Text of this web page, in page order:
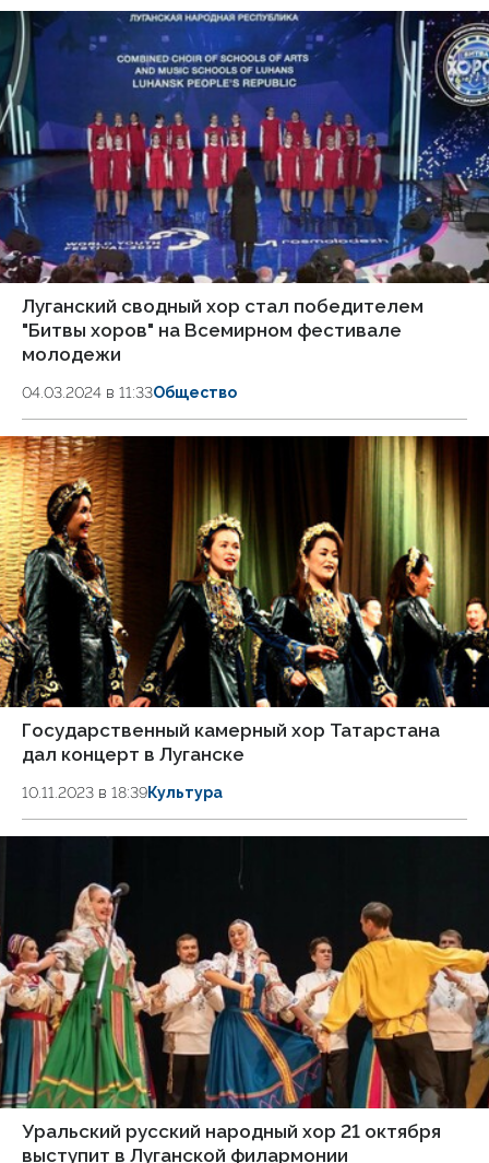
Луганский сводный хор стал победителем
"Битвы хоров" на Всемирном фестивале
молодежи
04.03.2024 в 11:33Общество
Государственный камерный хор Татарстана
дал концерт в Луганске
10.11.2023 в 18:39Культура
Уральский русский народный хор 21 октября
выступит в Луганской филармонии